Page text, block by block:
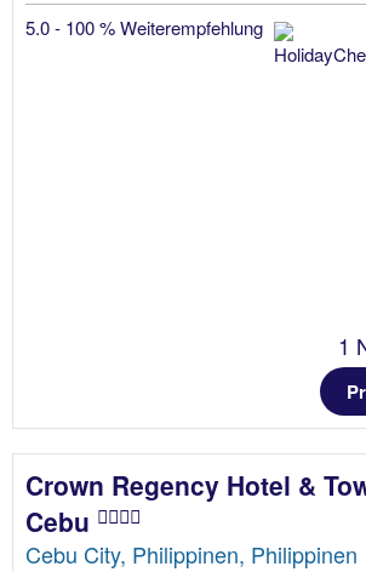
5.0 - 100 % Weiterempfehlung
1
Crown Regency Hotel &
Cebu
Cebu City, Philippinen, Philippinen